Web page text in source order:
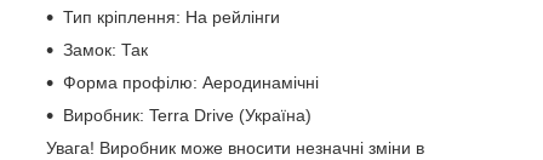
Тип кріплення: На рейлінги
Замок: Так
Форма профілю: Аеродинамічні
Виробник: Terra Drive (Україна)
Увага! Виробник може вносити незначні зміни в